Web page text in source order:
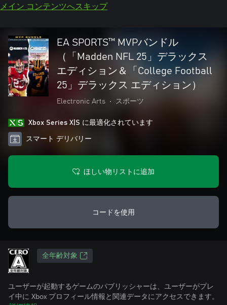
メイン コンテンツへスキップ
EA SPORTS™ MVPバンドル
（「Madden NFL 25」デラックス
エディション＆「College Football
25」デラックス エディション）
Electronic Arts • スポーツ
Xbox Series X|S に最適化されています
スマート デリバリー
ほしい物リストに追加
コードを使用
全年齢対象
ユーザーが起動するゲームのパブリッシャーは、ユーザーがプレ
イ中に Xbox プロフィール情報と関連データにアクセスできます。